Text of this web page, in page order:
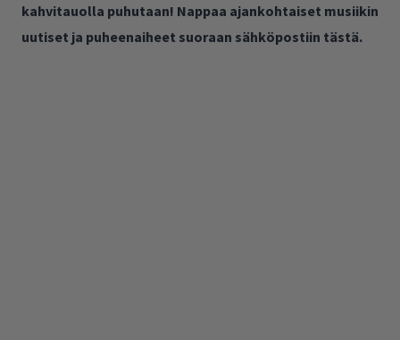
kahvitauolla puhutaan! Nappaa ajankohtaiset musiikin
uutiset ja puheenaiheet suoraan sähköpostiin tästä.